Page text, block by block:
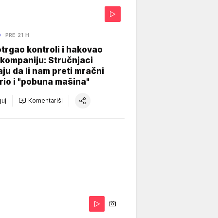
PRE 21 H
kontroli i hakovao
Stručnjaci
da li nam preti mračni
i "pobuna mašina"
Komentariši